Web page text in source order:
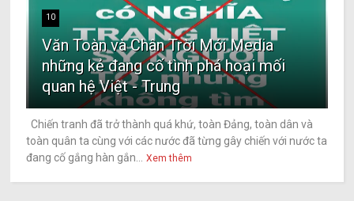
10
Văn Toàn và Chân Trời Mới Media
những kẻ đang cố tình phá hoại mối
quan hệ Việt - Trung
Chiến tranh đã trở thành quá khứ, toàn Đảng, toàn dân và
toàn quân ta cùng với các nước đã từng gây chiến với nước ta
đang cố gắng hàn gắn...
Xem thêm